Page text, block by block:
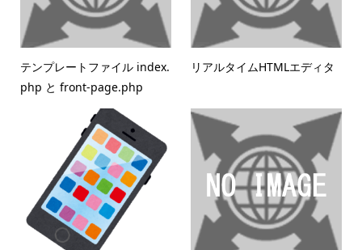
テンプレートファイル index.
php と front-page.php
リアルタイムHTMLエディタ